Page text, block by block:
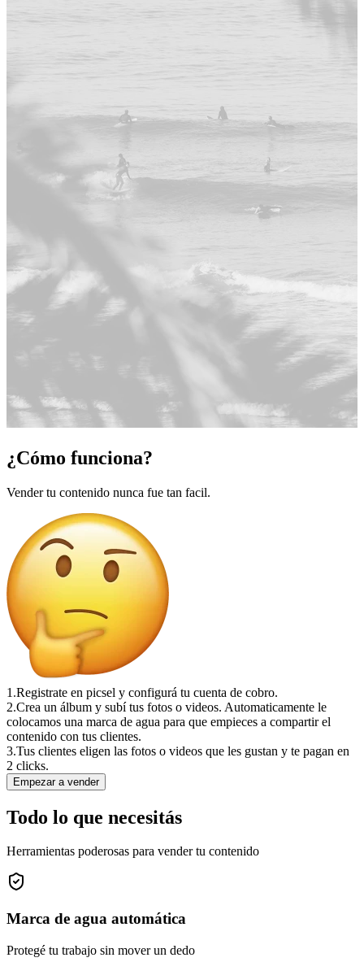
¿Cómo funciona?
Vender tu contenido nunca fue tan facil.
1.Registrate en picsel y configurá tu cuenta de cobro.
2.Crea un álbum y subí tus fotos o videos. Automaticamente le
colocamos una marca de agua para que empieces a compartir el
contenido con tus clientes.
3.Tus clientes eligen las fotos o videos que les gustan y te pagan en
2 clicks.
Empezar a vender
Todo lo que necesitás
Herramientas poderosas para vender tu contenido
Marca de agua automática
Protegé tu trabajo sin mover un dedo